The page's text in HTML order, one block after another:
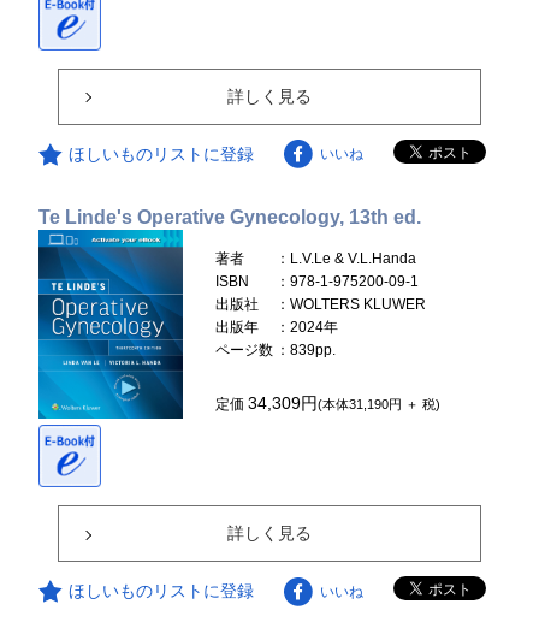
詳しく見る
ほしいものリストに登録 いいね
Te Linde's Operative Gynecology, 13th ed.
著者
：L.V.Le & V.L.Handa
ISBN
：978-1-975200-09-1
出版社
：WOLTERS KLUWER
出版年
：2024年
ページ数 ：839pp.
定価34,309円(本体31,190円 ＋ 税)
詳しく見る
ほしいものリストに登録 いいね